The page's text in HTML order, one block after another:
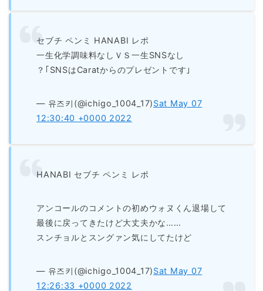
セブチ ペンミ HANABI レポ
一生化学調味料なしＶＳ一生SNSなし
？｢SNSはCaratからのプレゼントです｣
— 유즈키(@ichigo_1004_17)Sat May 07
12:30:40 +0000 2022
HANABI セブチ ペンミ レポ
アンコールのコメントの初めウォヌくん退場して
最後に戻ってきたけど大丈夫かな……
スンチョルとスングァン気にしてたけど
— 유즈키(@ichigo_1004_17)Sat May 07
12:26:33 +0000 2022